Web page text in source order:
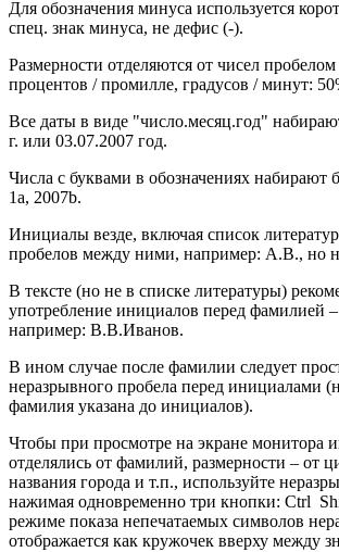
Для обозначения минуса используется
спец. знак минуса, не дефис (-).
Размерности отделяются от чисел
процентов / промилле, градусов / минут:
Все даты в виде "число.месяц.год"
г. или 03.07.2007 год.
Числа с буквами в обозначениях набирают
1а, 2007b.
Инициалы везде, включая список
пробелов между ними, например: А.В., но
В тексте (но не в списке литературы)
употребление инициалов перед фамилией –
например: В.В.Иванов.
В ином случае после фамилии следует
неразрывного пробела перед инициалами
фамилия указана до инициалов).
Чтобы при просмотре на экране монитора
отделялись от фамилий, размерности – от
названия города и т.п., используйте
нажимая одновременно три кнопки: Ctrl
режиме показа непечатаемых символов
отображается как кружочек вверху между